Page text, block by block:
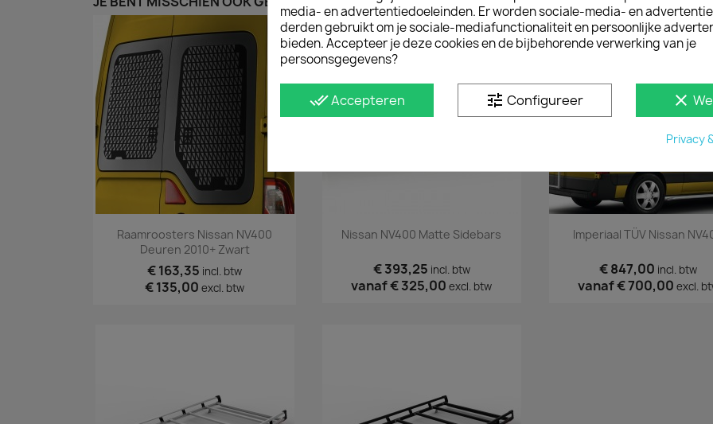
Snel bekijken
Raamroosters Nissan NV400
Deuren 2010+ Zwart
€ 163,35 incl. btw
€ 135,00 excl. btw
Snel bekijken
Nissan NV400 Matte Sidebars
€ 393,25 incl. btw
vanaf€ 325,00 excl. btw
Snel bekijken
Imperiaal TÜV Nissan
€ 847,00 incl. btw
vanaf€ 700,00 excl.
media- en advertentiedoeleinden. Er worden sociale-media- en
derden gebruikt om je sociale-mediafunctionaliteit en persoonlijke
bieden. Accepteer je deze cookies en de bijbehorende verwerking van je
persoonsgegevens?
done_allAccepteren tune Configureer clear
Privacy